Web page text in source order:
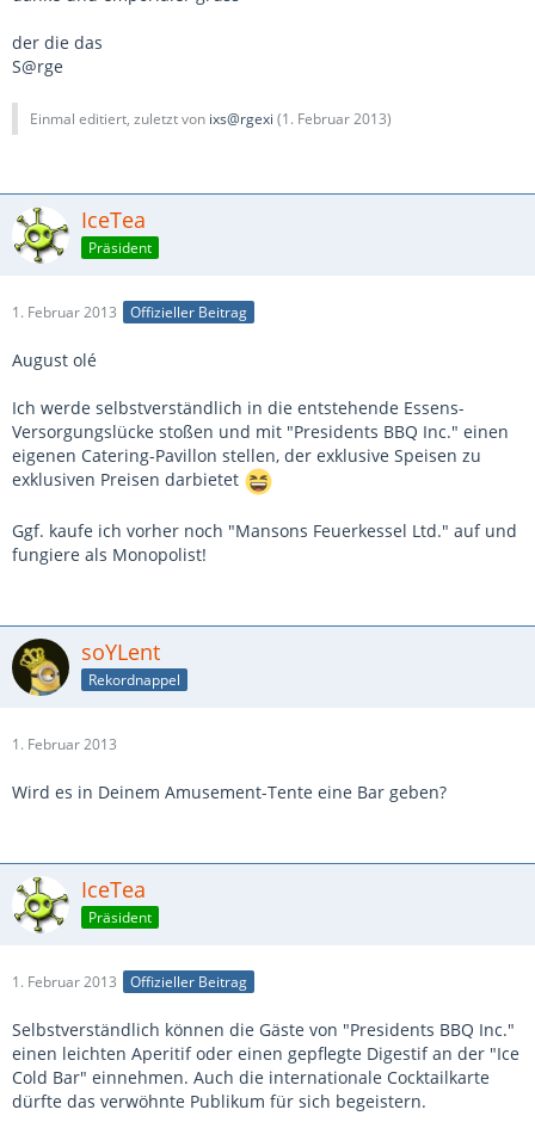
der die das
S@rge
Einmal editiert, zuletzt von ixs@rgexi (1. Februar 2013)
IceTea
Präsident
1. Februar 2013 Offizieller Beitrag
August olé
Ich werde selbstverständlich in die entstehende Essens-
Versorgungslücke stoßen und mit "Presidents BBQ Inc." einen
eigenen Catering-Pavillon stellen, der exklusive Speisen zu
exklusiven Preisen darbietet
Ggf. kaufe ich vorher noch "Mansons Feuerkessel Ltd." auf und
fungiere als Monopolist!
soYLent
Rekordnappel
1. Februar 2013
Wird es in Deinem Amusement-Tente eine Bar geben?
IceTea
Präsident
1. Februar 2013 Offizieller Beitrag
Selbstverständlich können die Gäste von "Presidents BBQ Inc."
einen leichten Aperitif oder einen gepflegte Digestif an der "Ice
Cold Bar" einnehmen. Auch die internationale Cocktailkarte
dürfte das verwöhnte Publikum für sich begeistern.